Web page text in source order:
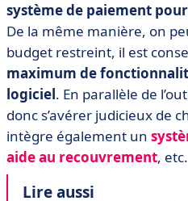
système de paiement
De la même manière, on
budget restreint, il est
maximum de
logiciel. En parallèle de
donc s’avérer judicieux de
intègre également un
aide au recouvrement, etc.
Lire aussi